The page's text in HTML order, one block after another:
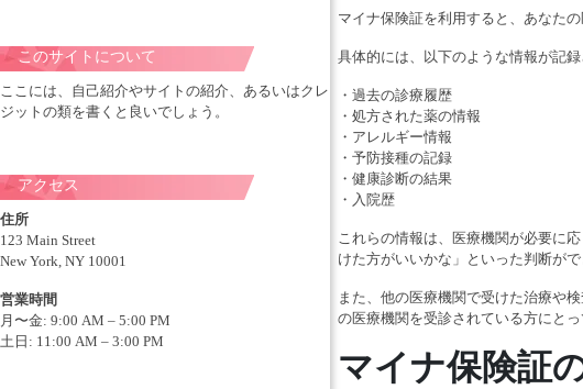
このサイトについて
ここには、自己紹介やサイトの紹介、あるいはクレ
ジットの類を書くと良いでしょう。
アクセス
住所
123 Main Street
New York, NY 10001
営業時間
月〜金: 9:00 AM – 5:00 PM
土日: 11:00 AM – 3:00 PM
マイナ保険証を利用すると、あなた
具体的には、以下のような情報が記録
・過去の診療履歴
・処方された薬の情報
・アレルギー情報
・予防接種の記録
・健康診断の結果
・入院歴
これらの情報は、医療機関が必要に
けた方がいいかな」といった判断がで
また、他の医療機関で受けた治療や
の医療機関を受診されている方にと
マイナ保険証